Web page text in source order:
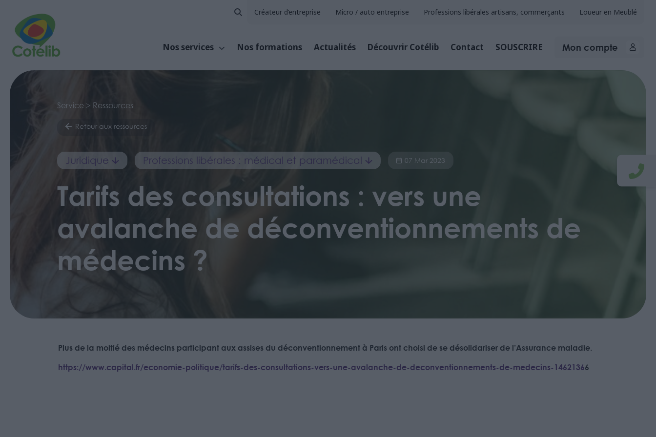
Créateur d’entreprise Micro / auto entreprise Professions libérales artisans, commerçants Loueur en Meublé
Nos services Nos formations Actualités Découvrir Cotélib Contact SOUSCRIRE Mon compte
Service > Ressources
Retour aux ressources
Juridique Professions libérales : médical et paramédical 07 Mar 2023
Tarifs des consultations : vers une
avalanche de déconventionnements de
médecins ?
Plus de la moitié des médecins participant aux assises du déconventionnement à Paris ont choisi de se désolidariser de l’Assurance maladie.
https://www.capital.fr/economie-politique/tarifs-des-consultations-vers-une-avalanche-de-deconventionnements-de-medecins-14621366